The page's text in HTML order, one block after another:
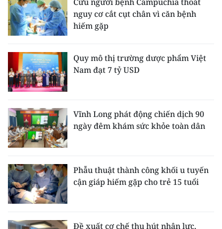
nguy cơ cắt cụt chân vì căn bệnh
hiếm gặp
Quy mô thị trường dược phẩm Việt
Nam đạt 7 tỷ USD
Vĩnh Long phát động chiến dịch 90
ngày đêm khám sức khỏe toàn dân
Phẫu thuật thành công khối u tuyến
cận giáp hiếm gặp cho trẻ 15 tuổi
Đề xuất cơ chế thu hút nhân lực,